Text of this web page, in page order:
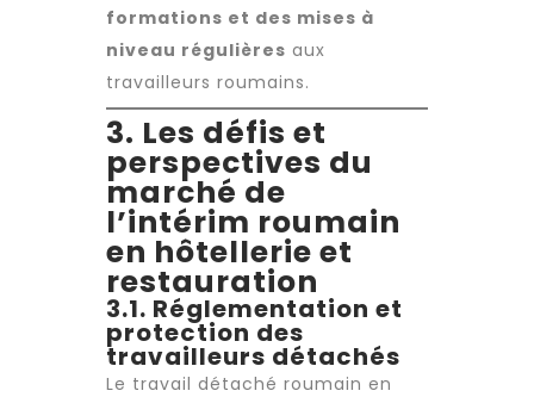
formations et des mises à
niveau régulières aux
travailleurs roumains.
3. Les défis et
perspectives du
marché de
l’intérim roumain
en hôtellerie et
restauration
3.1. Réglementation et
protection des
travailleurs détachés
Le travail détaché roumain en